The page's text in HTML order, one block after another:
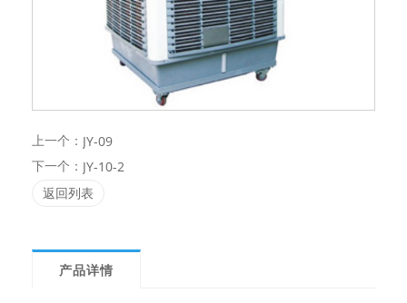
上一个： JY-09
下一个： JY-10-2
返回列表
产品详情